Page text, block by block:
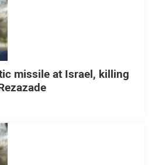
missile at Israel, killing